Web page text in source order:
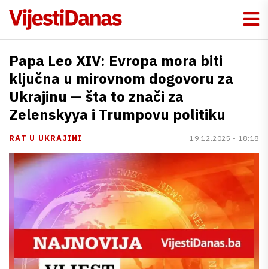
Papa Leo XIV: Evropa mora biti
ključna u mirovnom dogovoru za
Ukrajinu — šta to znači za
Zelenskyya i Trumpovu politiku
RAT U UKRAJINI 19.12.2025 - 18:18